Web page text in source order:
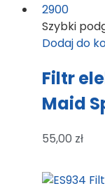
Szybki
Dodaj do
Filtr
Maid
55,00 zł